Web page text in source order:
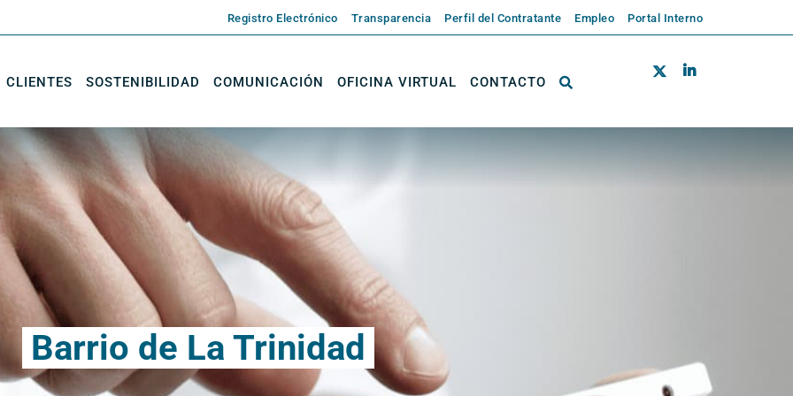
Registro Electrónico Transparencia Perfil del Contratante Empleo Portal Interno
CLIENTES SOSTENIBILIDAD COMUNICACIÓN OFICINA VIRTUAL CONTACTO
Barrio de La Trinidad